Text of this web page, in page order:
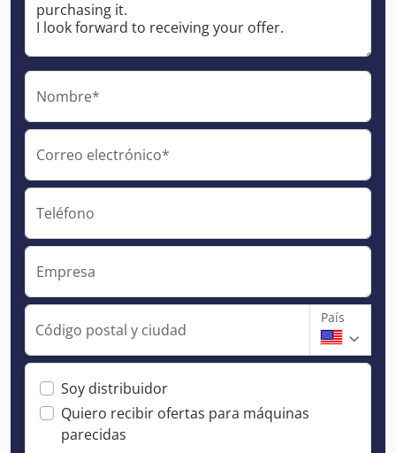
Nombre*
Correo electrónico*
Teléfono
Empresa
Código postal y ciudad
País
Soy distribuidor
Quiero recibir ofertas para máquinas
parecidas